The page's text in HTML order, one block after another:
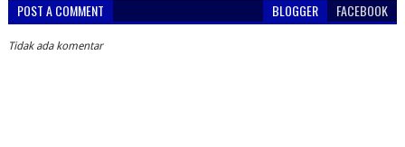
POST A COMMENT BLOGGER FACEBOOK
Tidak ada komentar